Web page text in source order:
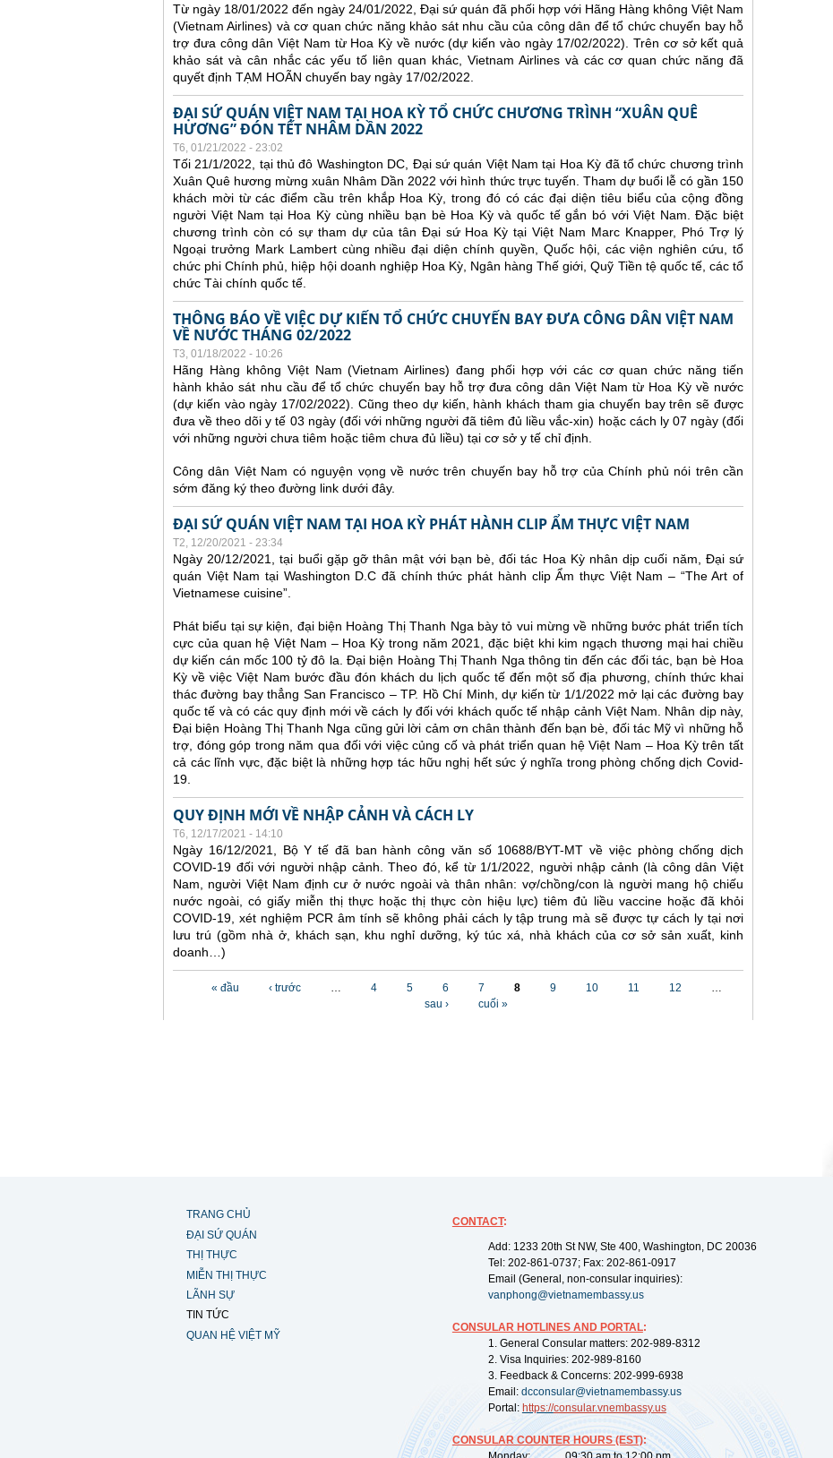
Từ ngày 18/01/2022 đến ngày 24/01/2022, Đại sứ quán đã phối hợp với Hãng Hàng không Việt Nam
(Vietnam Airlines) và cơ quan chức năng khảo sát nhu cầu của công dân để tổ chức chuyến bay hỗ
trợ đưa công dân Việt Nam từ Hoa Kỳ về nước (dự kiến vào ngày 17/02/2022). Trên cơ sở kết quả
khảo sát và cân nhắc các yếu tố liên quan khác, Vietnam Airlines và các cơ quan chức năng đã
quyết định TẠM HOÃN chuyến bay ngày 17/02/2022.
ĐẠI SỨ QUÁN VIỆT NAM TẠI HOA KỲ TỔ CHỨC CHƯƠNG TRÌNH “XUÂN QUÊ
HƯƠNG” ĐÓN TẾT NHÂM DẦN 2022
T6, 01/21/2022 - 23:02
Tối 21/1/2022, tại thủ đô Washington DC, Đại sứ quán Việt Nam tại Hoa Kỳ đã tổ chức chương trình
Xuân Quê hương mừng xuân Nhâm Dần 2022 với hình thức trực tuyến. Tham dự buổi lễ có gần 150
khách mời từ các điểm cầu trên khắp Hoa Kỳ, trong đó có các đại diện tiêu biểu của cộng đồng
người Việt Nam tại Hoa Kỳ cùng nhiều bạn bè Hoa Kỳ và quốc tế gắn bó với Việt Nam. Đặc biệt
chương trình còn có sự tham dự của tân Đại sứ Hoa Kỳ tại Việt Nam Marc Knapper, Phó Trợ lý
Ngoại trưởng Mark Lambert cùng nhiều đại diện chính quyền, Quốc hội, các viện nghiên cứu, tổ
chức phi Chính phủ, hiệp hội doanh nghiệp Hoa Kỳ, Ngân hàng Thế giới, Quỹ Tiền tệ quốc tế, các tổ
chức Tài chính quốc tế.
THÔNG BÁO VỀ VIỆC DỰ KIẾN TỔ CHỨC CHUYẾN BAY ĐƯA CÔNG DÂN VIỆT NAM
VỀ NƯỚC THÁNG 02/2022
T3, 01/18/2022 - 10:26
Hãng Hàng không Việt Nam (Vietnam Airlines) đang phối hợp với các cơ quan chức năng tiến
hành khảo sát nhu cầu để tổ chức chuyến bay hỗ trợ đưa công dân Việt Nam từ Hoa Kỳ về nước
(dự kiến vào ngày 17/02/2022).
Cũng theo dự kiến, hành khách tham gia chuyến bay trên sẽ được
đưa về theo dõi y tế 03 ngày (đối với những người đã tiêm đủ liều vắc-xin) hoặc cách ly 07 ngày (đối
với những người chưa tiêm hoặc tiêm chưa đủ liều) tại cơ sở y tế chỉ định.
Công dân Việt Nam có nguyện vọng về nước trên chuyến bay hỗ trợ của Chính phủ nói trên cần
sớm đăng ký theo đường link dưới đây.
ĐẠI SỨ QUÁN VIỆT NAM TẠI HOA KỲ PHÁT HÀNH CLIP ẨM THỰC VIỆT NAM
T2, 12/20/2021 - 23:34
Ngày 20/12/2021, tại buổi gặp gỡ thân mật với bạn bè, đối tác Hoa Kỳ nhân dịp cuối năm, Đại sứ
quán Việt Nam tại Washington D.C đã chính thức phát hành clip Ẩm thực Việt Nam – “The Art of
Vietnamese cuisine”.
Phát biểu tại sự kiện, đại biện Hoàng Thị Thanh Nga bày tỏ vui mừng về những bước phát triển tích
cực của quan hệ Việt Nam – Hoa Kỳ trong năm 2021, đặc biệt khi kim ngạch thương mại hai chiều
dự kiến cán mốc 100 tỷ đô la. Đại biện Hoàng Thị Thanh Nga thông tin đến các đối tác, bạn bè Hoa
Kỳ về việc Việt Nam bước đầu đón khách du lịch quốc tế đến một số địa phương, chính thức khai
thác đường bay thẳng San Francisco – TP. Hồ Chí Minh, dự kiến từ 1/1/2022 mở lại các đường bay
quốc tế và có các quy định mới về cách ly đối với khách quốc tế nhập cảnh Việt Nam. Nhân dịp này,
Đại biện Hoàng Thị Thanh Nga cũng gửi lời cảm ơn chân thành đến bạn bè, đối tác Mỹ vì những hỗ
trợ, đóng góp trong năm qua đối với việc củng cố và phát triển quan hệ Việt Nam – Hoa Kỳ trên tất
cả các lĩnh vực, đặc biệt là những hợp tác hữu nghị hết sức ý nghĩa trong phòng chống dịch Covid-
19.
QUY ĐỊNH MỚI VỀ NHẬP CẢNH VÀ CÁCH LY
T6, 12/17/2021 - 14:10
Ngày 16/12/2021, Bộ Y tế đã ban hành công văn số 10688/BYT-MT về việc phòng chống dịch
COVID-19 đối với người nhập cảnh. Theo đó, kể từ 1/1/2022, người nhập cảnh (là công dân Việt
Nam, người Việt Nam định cư ở nước ngoài và thân nhân: vợ/chồng/con là người mang hộ chiếu
nước ngoài, có giấy miễn thị thực hoặc thị thực còn hiệu lực) tiêm đủ liều vaccine hoặc đã khỏi
COVID-19, xét nghiệm PCR âm tính sẽ không phải cách ly tập trung mà sẽ được tự cách ly tại nơi
lưu trú (gồm nhà ở, khách sạn, khu nghỉ dưỡng, ký túc xá, nhà khách của cơ sở sản xuất, kinh
doanh…)
« đầu ‹ trước … 4 5 6 7 8 9 10 11 12
…
sau ›
cuối »
TRANG CHỦ
ĐẠI SỨ QUÁN
THỊ THỰC
MIỄN THỊ THỰC
LÃNH SỰ
TIN TỨC
QUAN HỆ VIỆT MỸ
CONTACT:
Add: 1233 20th St NW, Ste 400, Washington, DC 20036
Tel: 202-861-0737; Fax: 202-861-0917
Email (General, non-consular inquiries):
vanphong@vietnamembassy.us
CONSULAR HOTLINES AND PORTAL:
1. General Consular matters: 202-989-8312
2. Visa Inquiries: 202-989-8160
3. Feedback & Concerns: 202-999-6938
Email: dcconsular@vietnamembassy.us
Portal: https://consular.vnembassy.us
CONSULAR COUNTER HOURS (EST):